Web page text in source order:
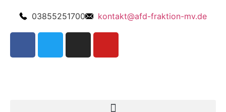
03855251700 kontakt@afd-fraktion-mv.de